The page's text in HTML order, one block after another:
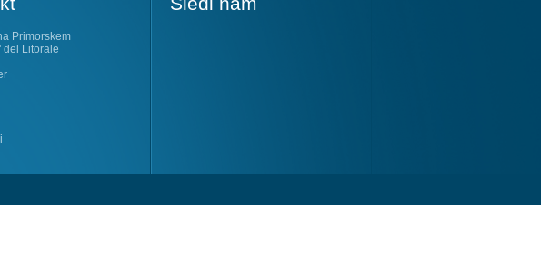
Primorskem
del Litorale